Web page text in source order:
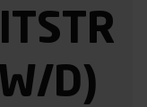
werden
sichern
D)